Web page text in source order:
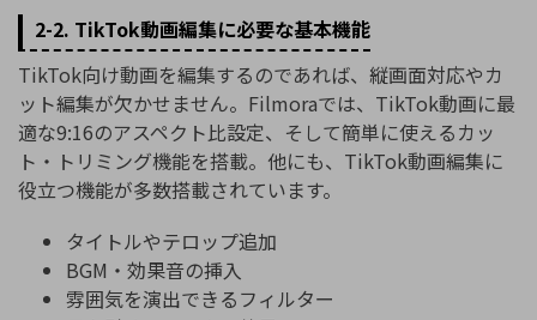
2-2. TikTok動画編集に必要な基本機能
TikTok向け動画を編集するのであれば、縦画面対応やカ
ット編集が欠かせません。Filmoraでは、TikTok動画に最
適な9:16のアスペクト比設定、そして簡単に使えるカッ
ト・トリミング機能を搭載。他にも、TikTok動画編集に
役立つ機能が多数搭載されています。
タイトルやテロップ追加
BGM・効果音の挿入
雰囲気を演出できるフィルター